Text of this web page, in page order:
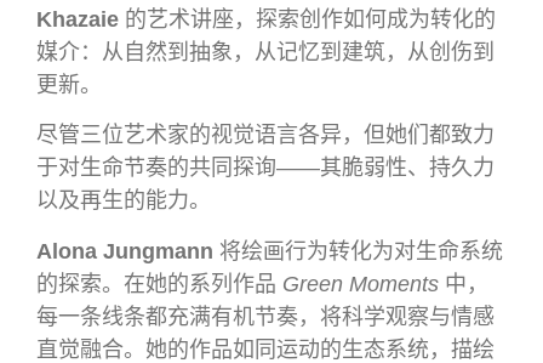
Khazaie 的艺术讲座，探索创作如何成为转化的
媒介：从自然到抽象，从记忆到建筑，从创伤到
更新。
尽管三位艺术家的视觉语言各异，但她们都致力
于对生命节奏的共同探询——其脆弱性、持久力
以及再生的能力。
Alona Jungmann 将绘画行为转化为对生命系统
的探索。在她的系列作品 Green Moments 中，
每一条线条都充满有机节奏，将科学观察与情感
直觉融合。她的作品如同运动的生态系统，描绘